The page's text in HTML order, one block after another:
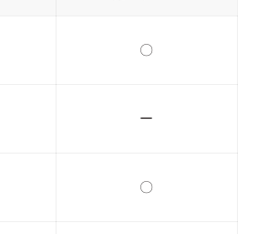
〇
ー
〇